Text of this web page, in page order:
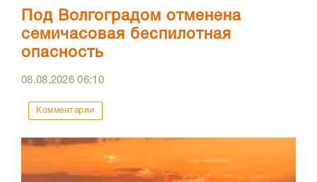
Под Волгоградом отменена
семичасовая беспилотная
опасность
08.08.202606:10
Комментарии